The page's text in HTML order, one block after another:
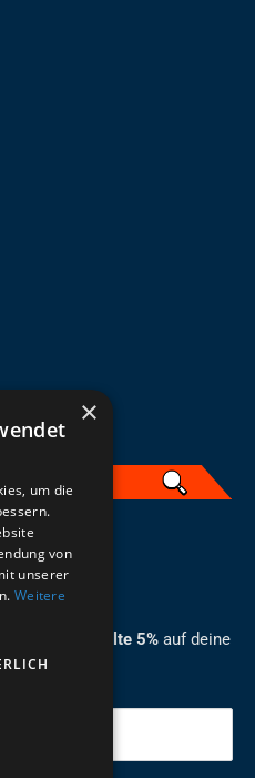
an und erhalte 5% auf deine
×
um die
von
unserer
Weitere